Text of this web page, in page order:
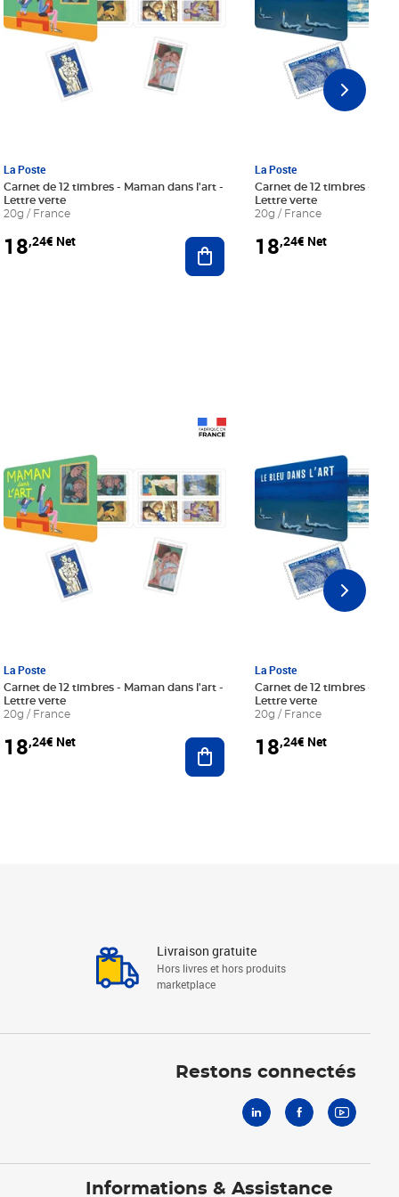
au panier
La Poste
Carnet de 12 timbres - Maman dans l'art -
Lettre verte
20g / France
18,24€ Net Ajouter au panier
La Poste
Carnet de 12 timbres - Le
Lettre verte
20g / France
18,24€ Net
au panier
La Poste
Carnet de 12 timbres - Maman dans l'art -
Lettre verte
20g / France
18,24€ Net Ajouter au panier
La Poste
Carnet de 12 timbres - Le
Lettre verte
20g / France
18,24€ Net
Livraison gratuite
Hors livres et hors produits
marketplace
Restons connectés
Informations & Assistance